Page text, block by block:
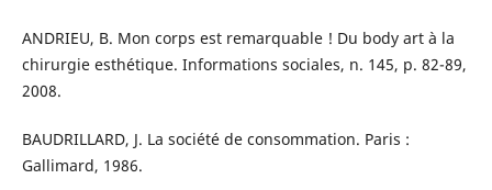
ANDRIEU, B. Mon corps est remarquable ! Du body art à la
chirurgie esthétique. Informations sociales, n. 145, p. 82-89,
2008.
BAUDRILLARD, J. La société de consommation. Paris :
Gallimard, 1986.